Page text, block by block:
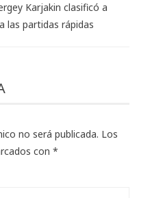
Karjakin clasificó a
las partidas rápidas
no será publicada. Los
con *